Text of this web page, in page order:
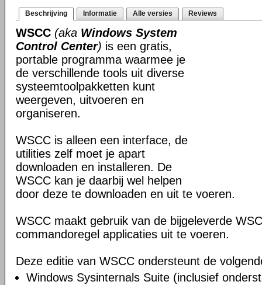
Beschrijving Informatie Alle versies Reviews
WSCC (aka Windows System
Control Center) is een gratis,
portable programma waarmee je
de verschillende tools uit diverse
systeemtoolpakketten kunt
weergeven, uitvoeren en
organiseren.
WSCC is alleen een interface, de
utilities zelf moet je apart
downloaden en installeren. De
WSCC kan je daarbij wel helpen
door deze te downloaden en uit te voeren.
WSCC maakt gebruik van de bijgeleverde
commandoregel applicaties uit te voeren.
Deze editie van WSCC ondersteunt de
Windows Sysinternals Suite (inclusief